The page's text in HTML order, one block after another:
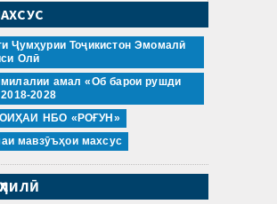
Ҷумҳурии Тоҷикистон Эмомалӣ
Олӣ
амал «Об барои рушди
2028
НБО «РОҒУН»
мавзӯъҳои махсус